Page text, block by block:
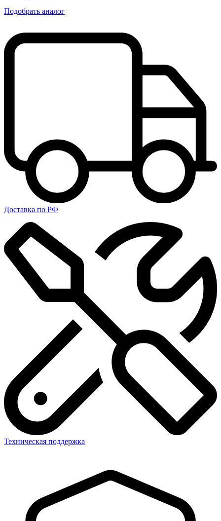
Подобрать аналог
Доставка по РФ
Техническая поддержка